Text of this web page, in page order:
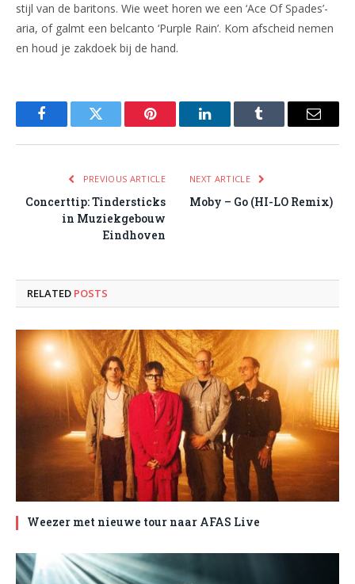
stijl van de baritons. Wie weet horen we een ‘Ace Of Spades’-
aria, of galmt een belcanto ‘Purple Rain’. Kom afscheid nemen
en houd je zakdoek bij de hand.
FacebookTwitter Pinterest LinkedInTumblr Email
PREVIOUS ARTICLE
Concerttip: Tindersticks
in Muziekgebouw
Eindhoven
NEXT ARTICLE
Moby – Go (HI-LO Remix)
RELATED POSTS
Weezer met nieuwe tour naar AFAS Live